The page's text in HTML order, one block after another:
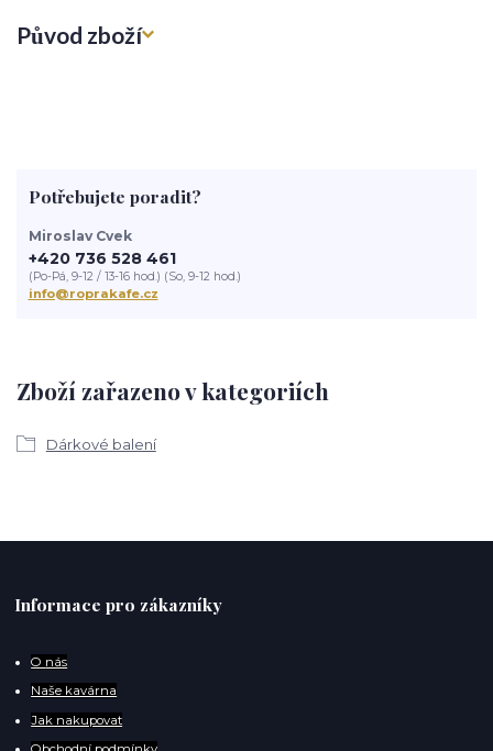
Původ zboží
Zboží zařazeno v kategoriích
Dárkové balení
Potřebujete poradit?
Miroslav Cvek
+420 736 528 461
(Po-Pá, 9-12 / 13-16 hod.) (So, 9-12 hod.)
info@roprakafe.cz
Informace pro zákazníky
O nás
Naše kavárna
Jak nakupovat